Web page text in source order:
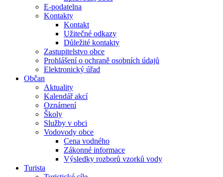
E-podatelna
Kontakty
Kontakt
Užitečné odkazy
Důležité kontakty
Zastupitelstvo obce
Prohlášení o ochraně osobních údajů
Elektronický úřad
Občan
Aktuality
Kalendář akcí
Oznámení
Školy
Služby v obci
Vodovody obce
Cena vodného
Zákonné informace
Výsledky rozborů vzorků vody
Turista